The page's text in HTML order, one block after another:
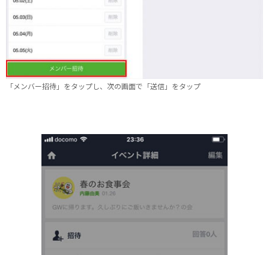
「メンバー招待」をタップし、次の画面で「送信」をタップ